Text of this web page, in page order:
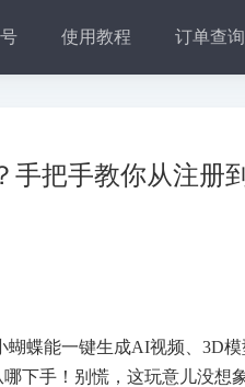
使用教程 订单查询
手把手教你从注册
蝶能一键生成AI视频、3D
下手！别慌，这玩意儿没想